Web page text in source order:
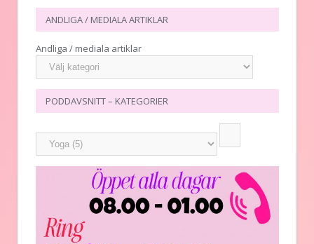
ANDLIGA / MEDIALA ARTIKLAR
Andliga / mediala artiklar
PODDAVSNITT – KATEGORIER